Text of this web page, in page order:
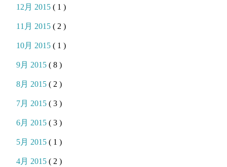
12月 2015( 1 )
11月 2015( 2 )
10月 2015( 1 )
9月 2015( 8 )
8月 2015( 2 )
7月 2015( 3 )
6月 2015( 3 )
5月 2015( 1 )
4月 2015( 2 )